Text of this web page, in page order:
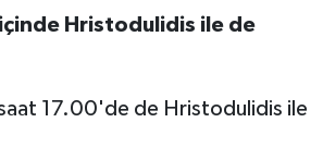
Hristodulidis ile de
17.00'de de Hristodulidis ile